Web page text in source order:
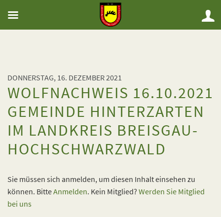
DONNERSTAG, 16. DEZEMBER 2021
WOLFNACHWEIS 16.10.2021
GEMEINDE HINTERZARTEN
IM LANDKREIS BREISGAU-
HOCHSCHWARZWALD
Sie müssen sich anmelden, um diesen Inhalt einsehen zu
können. BitteAnmelden. Kein Mitglied? Werden Sie Mitglied
bei uns